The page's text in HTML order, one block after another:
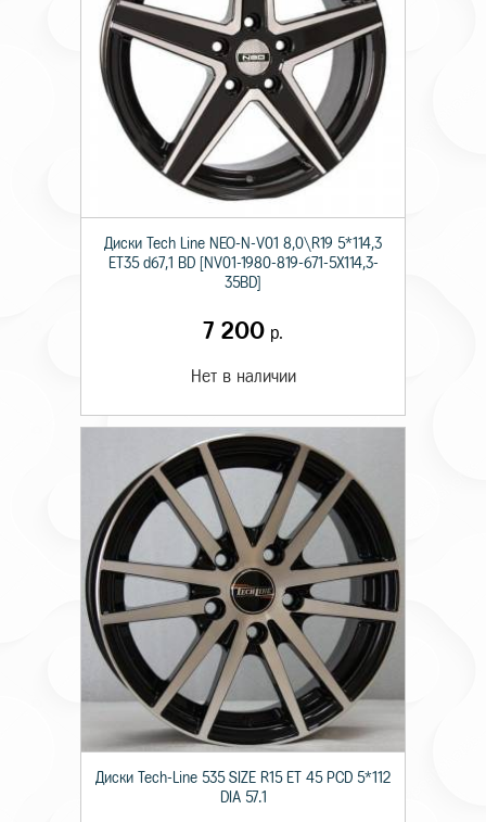
Диски Tech Line NEO-N-V01 8,0\R19 5*114,3
ET35 d67,1 BD [NV01-1980-819-671-5X114,3-
35BD]
7 200 р.
Нет в наличии
Диски Tech-Line 535 SIZE R15 ET 45 PCD 5*112
DIA 57.1